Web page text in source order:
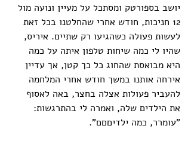
יושב בספורטק ומסתכל על מעיין ונועה מול
12 חניכות, חודש אחרי שהחלטנו בכל זאת
לעשות פעולה כשהגיעו רק שתיים. איריס,
שהיו לי כמה שיחות טלפון איתה על כמה
היא מבואסת שהחוג כל כך קטן, אך עדיין
אירחה אותנו במשך חודש אחרי המלחמה
להעביר פעולות אצלה בחצר, באה לאסוף
את הילדים שלה, ואמרה לי בהתרגשות:
"עומרר, כמה ילדיםםם".